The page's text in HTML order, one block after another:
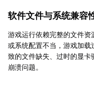
软件文件与系统兼容
游戏运行依赖完整的文件
或系统配置不当，游戏加
致的文件缺失、过时的显
崩溃问题。